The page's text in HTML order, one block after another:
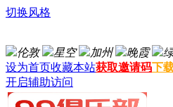
切换风格
伦敦 星空 加州 晚霞
设为首页收藏本站获取邀请码下
开启辅助访问